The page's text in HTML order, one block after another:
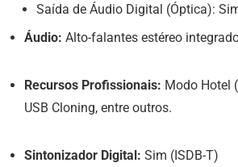
Saída de Áudio Digital (Óptica):
Áudio: Alto-falantes estéreo
Recursos Profissionais: Modo Hotel
USB Cloning, entre outros.
Sintonizador Digital: Sim (ISDB-T)